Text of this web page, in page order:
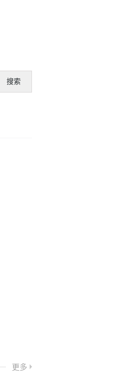
搜索
更多